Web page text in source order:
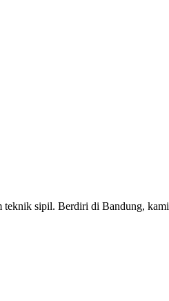
teknik sipil. Berdiri di Bandung, kami